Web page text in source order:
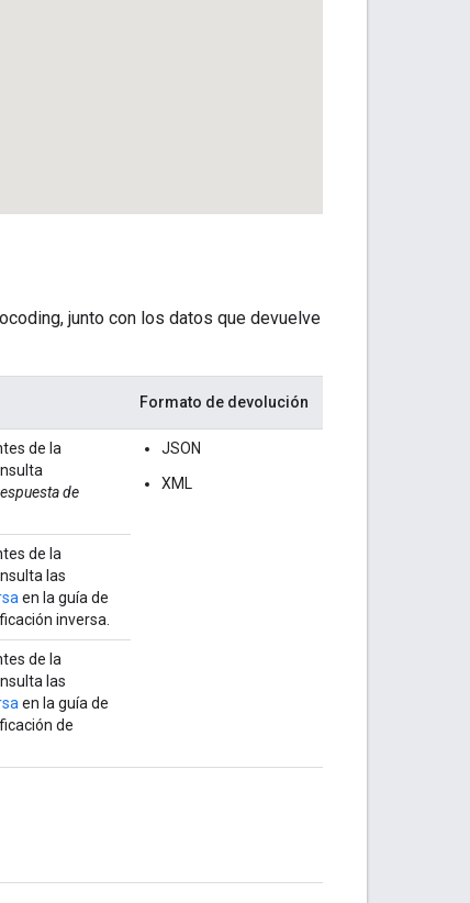
junto con los datos que devuelve
Formato de devolución
de la
de
JSON
XML
de la
las
en la guía de
inversa.
de la
las
en la guía de
de